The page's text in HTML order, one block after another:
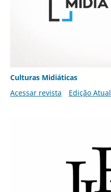
Culturas Midiáticas
Acessar revista
Edição Atual